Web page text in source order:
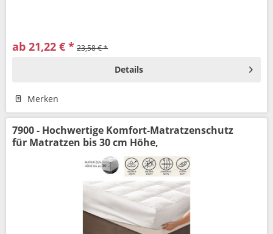
ab 21,22 € * 23,58 € *
Details
Merken
7900 - Hochwertige Komfort-Matratzenschutz
für Matratzen bis 30 cm Höhe,
flüssigkeitsabweisend